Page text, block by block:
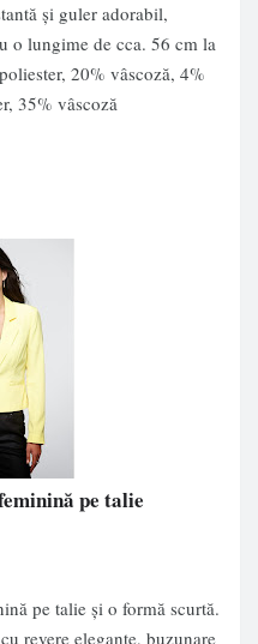
şi guler adorabil,
o lungime de cca. 56 cm la
20% vâscoză, 4%
35% vâscoză
pe talie
pe talie şi o formă scurtă.
revere elegante, buzunare